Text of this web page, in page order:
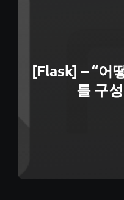
[Flask] – “어
를 구